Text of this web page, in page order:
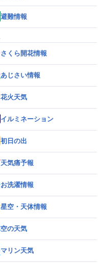
避難情報
さくら開花情報
あじさい情報
花火天気
イルミネーション
初日の出
天気痛予報
お洗濯情報
星空・天体情報
空の天気
マリン天気